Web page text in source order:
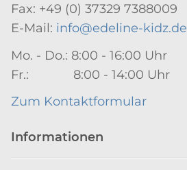
Fax: +49 (0) 37329 7388009
E-Mail: info@edeline-kidz.de
Mo. - Do.: 8:00 - 16:00 Uhr
Fr.: 8:00 - 14:00 Uhr
Zum Kontaktformular
Informationen